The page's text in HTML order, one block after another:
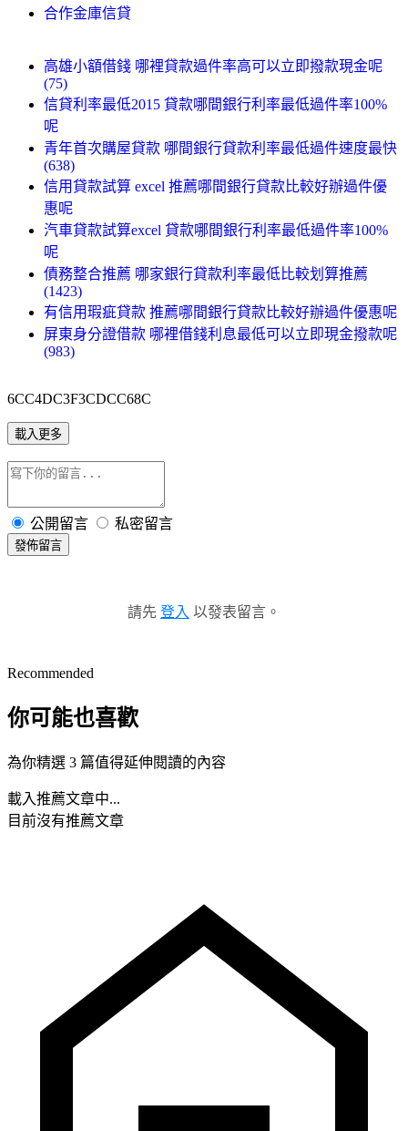
合作金庫信貸
高雄小額借錢 哪裡貸款過件率高可以立即撥款現金呢
(75)
信貸利率最低2015 貸款哪間銀行利率最低過件率100%
呢
青年首次購屋貸款 哪間銀行貸款利率最低過件速度最快
(638)
信用貸款試算 excel 推薦哪間銀行貸款比較好辦過件優
惠呢
汽車貸款試算excel 貸款哪間銀行利率最低過件率100%
呢
債務整合推薦 哪家銀行貸款利率最低比較划算推薦
(1423)
有信用瑕疵貸款 推薦哪間銀行貸款比較好辦過件優惠呢
屏東身分證借款 哪裡借錢利息最低可以立即現金撥款呢
(983)
6CC4DC3F3CDCC68C
載入更多
公開留言 私密留言
發佈留言
請先 登入 以發表留言。
Recommended
你可能也喜歡
為你精選 3 篇值得延伸閱讀的內容
載入推薦文章中...
目前沒有推薦文章